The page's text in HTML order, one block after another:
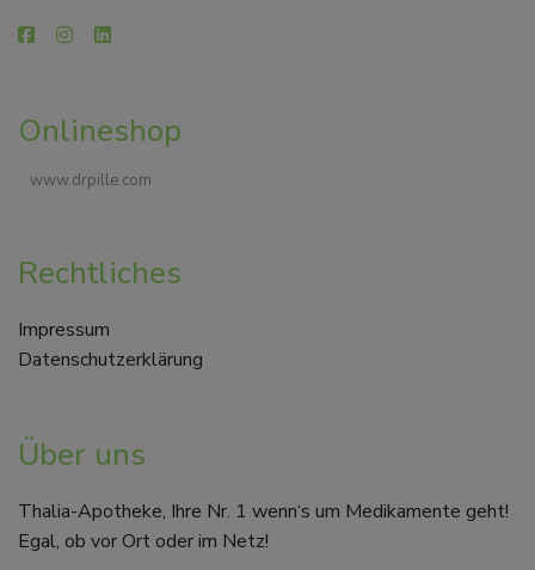
Onlineshop
www.drpille.com
Rechtliches
Impressum
Datenschutzerklärung
Über uns
Thalia-Apotheke, Ihre Nr. 1 wenn‘s um Medikamente geht!
Egal, ob vor Ort oder im Netz!